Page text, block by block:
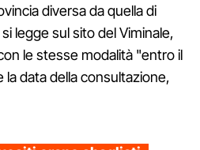
diversa da quella di
legge sul sito del Viminale,
le stesse modalità "entro il
data della consultazione,